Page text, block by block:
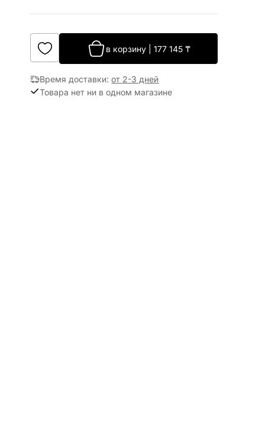
в корзину| 177 145₸
Время доставки:от 2-3 дней
Товара нет ни в одном магазине